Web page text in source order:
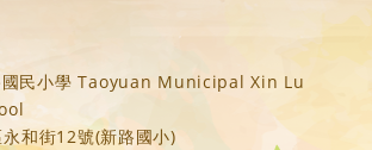
國民小學 Taoyuan Municipal Xin Lu
和街12號(新路國小)